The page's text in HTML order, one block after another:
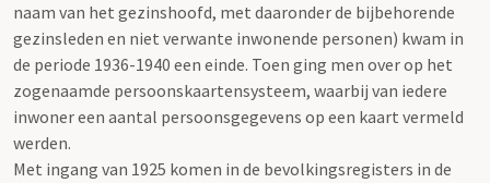
naam van het gezinshoofd, met daaronder de bijbehorende
gezinsleden en niet verwante inwonende personen) kwam in
de periode 1936-1940 een einde. Toen ging men over op het
zogenaamde persoonskaartensysteem, waarbij van iedere
inwoner een aantal persoonsgegevens op een kaart vermeld
werden.
Met ingang van 1925 komen in de bevolkingsregisters in de